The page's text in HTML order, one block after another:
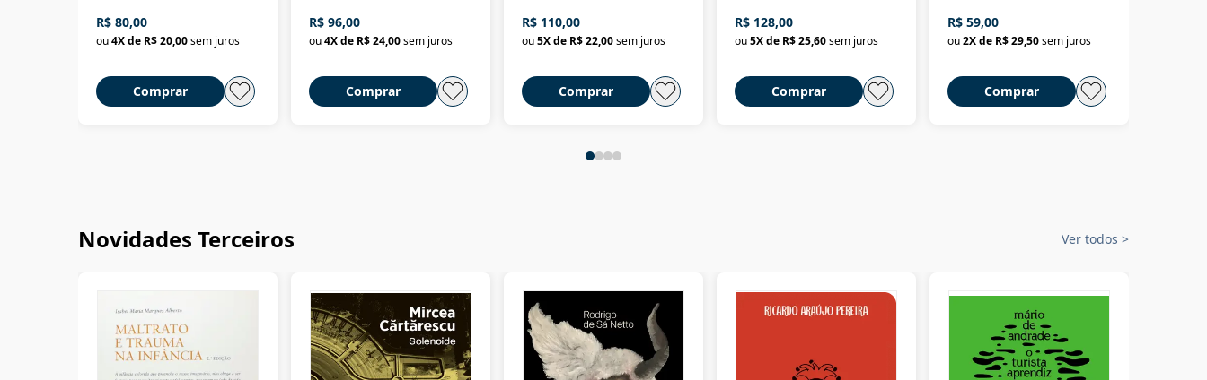
R$ 80,00
ou4X de R$ 20,00sem juros
Comprar
R$ 96,00
ou4X de R$ 24,00sem juros
Comprar
Nova República (1985-
2018)
R$ 110,00
ou5X de R$ 22,00sem juros
Comprar
Civilização material
R$ 128,00
ou5X de R$ 25,60sem juros
Comprar
selvagem
R$ 59,00
ou2X de R$ 29,50sem juros
Comprar
Novidades Terceiros Ver todos >